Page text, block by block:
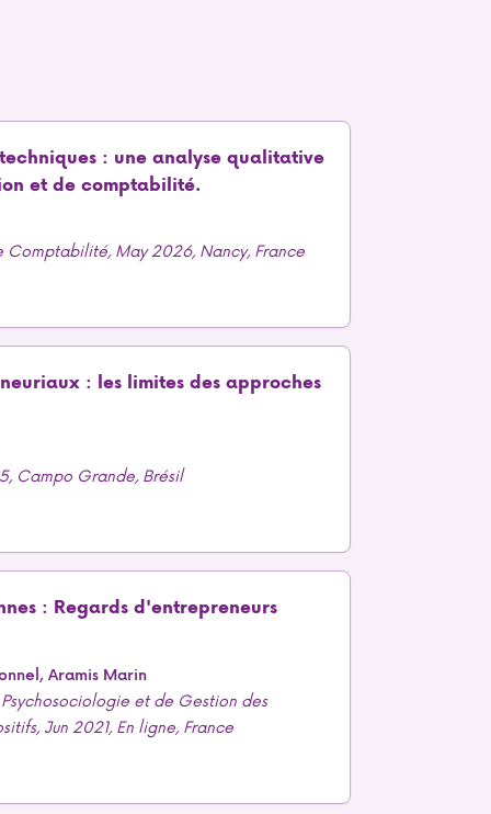
: une analyse qualitative
et de comptabilité.
Comptabilité, May 2026, Nancy, France
: les limites des approches
Campo Grande, Brésil
: Regards d'entrepreneurs
Aramis Marin
et de Gestion des
Jun 2021, En ligne, France